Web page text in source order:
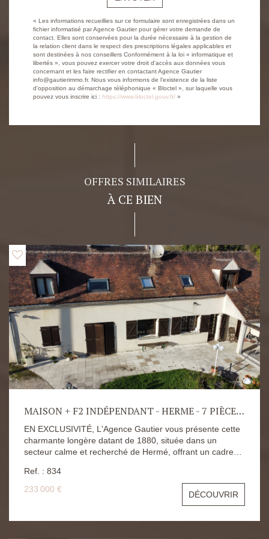
« Les informations recueillies sur ce formulaire sont enregistrées dans un
fichier informatisé par Agence Gautier pour gérer votre demande de
contact. Elles sont conservées pour la durée nécessaire à la gestion de
la relation client dans le respect des prescriptions légales applicables et
sont destinées à nos conseillers Conformément à la loi « informatique et
libertés », vous pouvez exercer votre droit d'accès aux données vous
concernant et les faire rectifier en contactant Agence Gautier
info@gautierimmo.fr. Nous vous informons de l'existence de la liste
d'opposition au démarchage téléphonique « Bloctel », sur laquelle vous
pouvez vous inscrire ici : https://www.bloctel.gouv.fr/ »
OFFRES SIMILAIRES
À CE BIEN
MAISON + F2 INDÉPENDANT - HERME - 7 PIÈCES - 170 M2
EN EXCLUSIVITÉ, L'Agence Gautier vous présente cette
charmante longère datant de 1880, située dans un
secteur calme et recherché de Hermé, offrant un cadre
une famille ou pour un projet locatif. D'une surface
habitable totale d'environ 170 m², le bien se compose
d'une habitation principale et d'une dépendance
indépendante de type F2, particulièrement intéressante
dans un secteur très demandé pour la location. La
Ref. : 834
233 000 €
DÉCOUVRIR